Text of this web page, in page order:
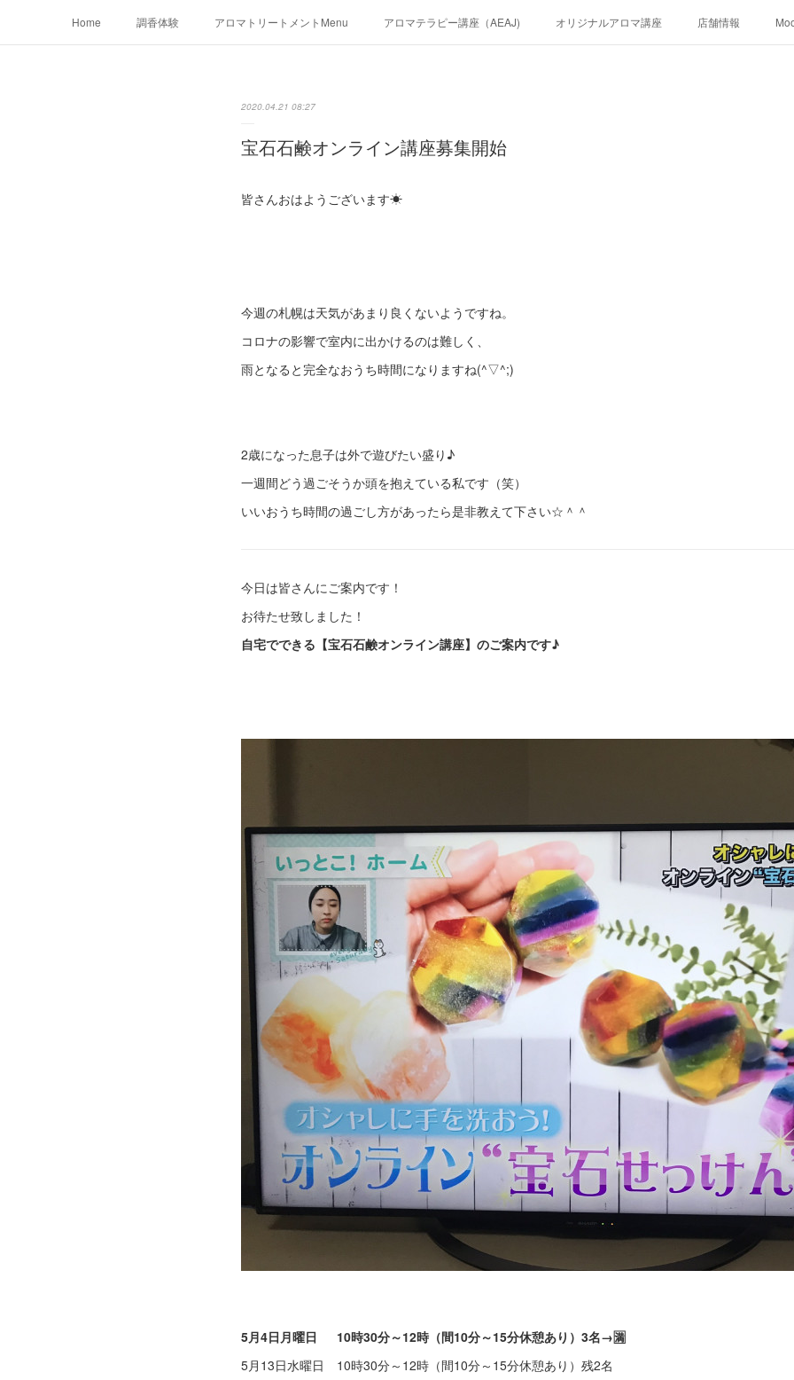
Home 調香体験 アロマトリートメントMenu アロマテラピー講座（AEAJ) オリジナルアロマ講座 店舗情報
2020.04.21 08:27
宝石石鹸オンライン講座募集開始
皆さんおはようございます☀
今週の札幌は天気があまり良くないようですね。
コロナの影響で室内に出かけるのは難しく、
雨となると完全なおうち時間になりますね(^▽^;)
2歳になった息子は外で遊びたい盛り♪
一週間どう過ごそうか頭を抱えている私です（笑）
いいおうち時間の過ごし方があったら是非教えて下さい☆＾＾
今日は皆さんにご案内です！
お待たせ致しました！
自宅でできる【宝石石鹸オンライン講座】のご案内です♪
5月4日月曜日 10時30分～12時（間10分～15分休憩あり）3名→🈵
5月13日水曜日 10時30分～12時（間10分～15分休憩あり）残2名